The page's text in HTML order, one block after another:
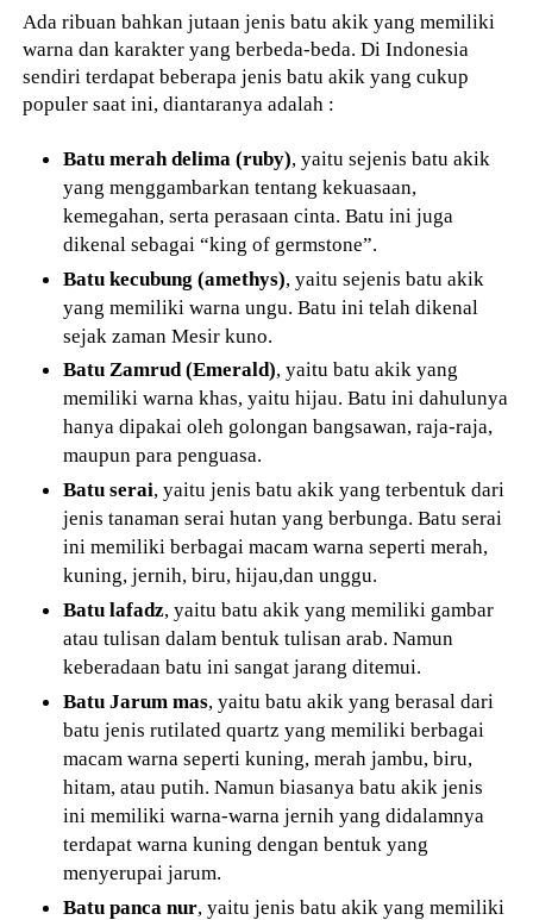
Ada ribuan bahkan jutaan jenis batu akik yang memiliki
warna dan karakter yang berbeda-beda. Di Indonesia
sendiri terdapat beberapa jenis batu akik yang cukup
populer saat ini, diantaranya adalah :
Batu merah delima (ruby), yaitu sejenis batu akik
yang menggambarkan tentang kekuasaan,
kemegahan, serta perasaan cinta. Batu ini juga
dikenal sebagai “king of germstone”.
Batu kecubung (amethys), yaitu sejenis batu akik
yang memiliki warna ungu. Batu ini telah dikenal
sejak zaman Mesir kuno.
Batu Zamrud (Emerald), yaitu batu akik yang
memiliki warna khas, yaitu hijau. Batu ini dahulunya
hanya dipakai oleh golongan bangsawan, raja-raja,
maupun para penguasa.
Batu serai, yaitu jenis batu akik yang terbentuk dari
jenis tanaman serai hutan yang berbunga. Batu serai
ini memiliki berbagai macam warna seperti merah,
kuning, jernih, biru, hijau,dan unggu.
Batu lafadz, yaitu batu akik yang memiliki gambar
atau tulisan dalam bentuk tulisan arab. Namun
keberadaan batu ini sangat jarang ditemui.
Batu Jarum mas, yaitu batu akik yang berasal dari
batu jenis rutilated quartz yang memiliki berbagai
macam warna seperti kuning, merah jambu, biru,
hitam, atau putih. Namun biasanya batu akik jenis
ini memiliki warna-warna jernih yang didalamnya
terdapat warna kuning dengan bentuk yang
menyerupai jarum.
Batu panca nur, yaitu jenis batu akik yang memiliki